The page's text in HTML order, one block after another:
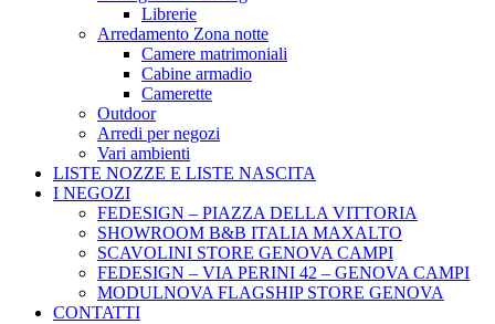
Librerie
Arredamento Zona notte
Camere matrimoniali
Cabine armadio
Camerette
Outdoor
Arredi per negozi
Vari ambienti
LISTE NOZZE E LISTE NASCITA
I NEGOZI
FEDESIGN – PIAZZA DELLA VITTORIA
SHOWROOM B&B ITALIA MAXALTO
SCAVOLINI STORE GENOVA CAMPI
FEDESIGN – VIA PERINI 42 – GENOVA CAMPI
MODULNOVA FLAGSHIP STORE GENOVA
CONTATTI